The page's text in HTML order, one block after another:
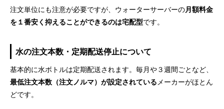
注文単位にも注意が必要ですが、ウォーターサーバーの月額料金
を１番安く抑えることができるのは宅配型です。
水の注文本数・定期配送停止について
基本的に水ボトルは定期配送されます。毎月や３週間ごとなど、
最低注文本数（注文ノルマ）が設定されているメーカーがほとん
どです。